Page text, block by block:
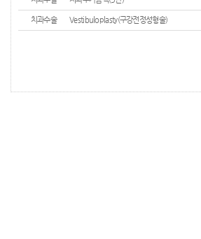
치과수술 Vestibuloplasty(구강전정성형술)